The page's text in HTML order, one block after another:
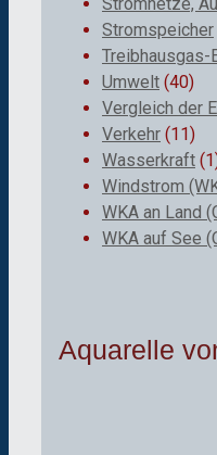
Stromspeicher
Treibhausgas-
Umwelt (40)
Vergleich der
Verkehr (11)
Wasserkraft
Windstrom
WKA an Land
WKA auf See
Aquarelle